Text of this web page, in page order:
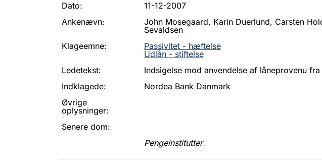
Dato:
11-12-2007
Ankenævn:
John Mosegaard, Karin Duerlund, Carsten
Sevaldsen
Klageemne:
Passivitet - hæftelse
Udlån - stiftelse
Ledetekst:
Indsigelse mod anvendelse af låneprovenu
Indklagede:
Nordea Bank Danmark
Øvrige
oplysninger:
Senere dom:
Pengeinstitutter